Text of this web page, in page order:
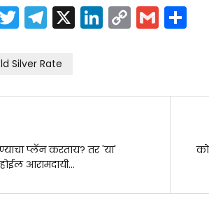
Twitter
Telegram
X LinkedIn
Copy
Link
Gmail
Silver Rate
प्लॅन करताय? तर 'या'
आरामदायी...